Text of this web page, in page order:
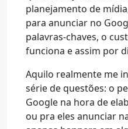
planejamento de
para anunciar no
palavras-chaves, o
funciona e assim por
Aquilo realmente me
série de questões: o
Google na hora de
ou pra eles anunciar